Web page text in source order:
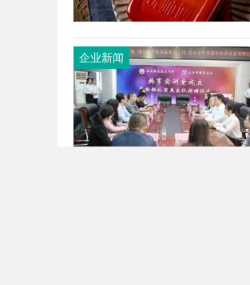
企业新闻